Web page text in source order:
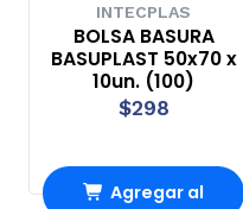
INTECPLAS
BOLSA BASURA
BASUPLAST 50x70 x
10un. (100)
$298
Agregar al